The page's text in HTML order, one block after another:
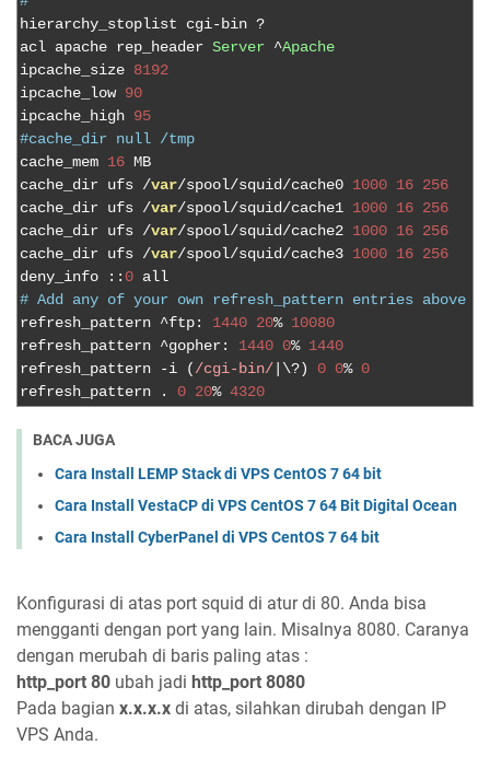
hierarchy_stoplist cgi-bin ?
acl apache rep_header Server ^Apache
ipcache_size 8192
ipcache_low 90
ipcache_high 95
#cache_dir null /tmp
cache_mem 16 MB
cache_dir ufs /var/spool/squid/cache0 1000 16 256
cache_dir ufs /var/spool/squid/cache1 1000 16 256
cache_dir ufs /var/spool/squid/cache2 1000 16 256
cache_dir ufs /var/spool/squid/cache3 1000 16 256
deny_info
:: 0
# Add any of your own refresh_pattern entries above
refresh_pattern ^ftp: 1440 20% 10080
refresh_pattern ^gopher: 1440 0% 1440
refresh_pattern
-i (/cgi-bin/ \?) 0 0% 0
refresh_pattern
. 0 20% 4320
BACA JUGA
Cara Install LEMP Stack di VPS CentOS 7 64 bit
Cara Install VestaCP di VPS CentOS 7 64 Bit Digital Ocean
Cara Install CyberPanel di VPS CentOS 7 64 bit
Konfigurasi di atas port squid di atur di 80. Anda bisa
mengganti dengan port yang lain. Misalnya 8080. Caranya
dengan merubah di baris paling atas :
http_port 80 ubah jadi http_port 8080
Pada bagian x.x.x.x di atas, silahkan dirubah dengan IP
VPS Anda.